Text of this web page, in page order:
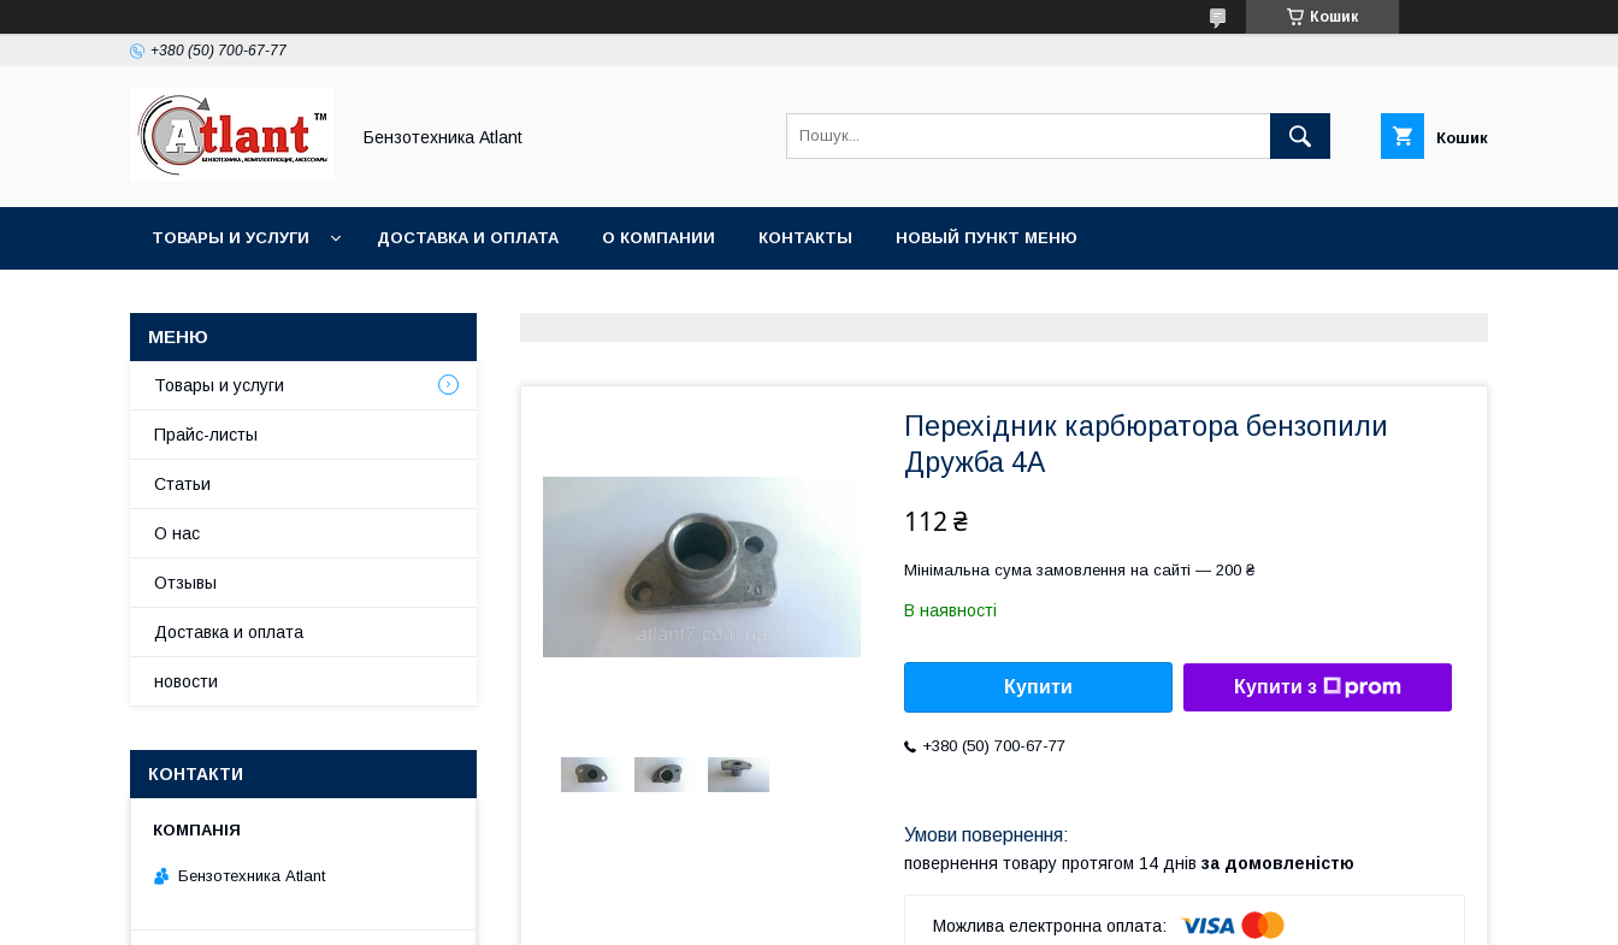
Кошик
+380 (50) 700-67-77
Бензотехника Atlant Кошик
ТОВАРЫ И УСЛУГИ ДОСТАВКА И ОПЛАТА О КОМПАНИИ КОНТАКТЫ НОВЫЙ ПУНКТ МЕНЮ
Перехідник карбюратора бензопили
Дружба 4А
112 ₴
Мінімальна сума замовлення на сайті — 200 ₴
В наявності
Купити Купити з
+380 (50) 700-67-77
повернення товару протягом 14 днів за домовленістю
Товары и услуги
Прайс-листы
Статьи
О нас
Отзывы
Доставка и оплата
новости
КОНТАКТИ
Бензотехника Atlant